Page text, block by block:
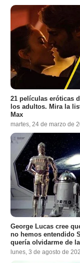
21 películas eróticas
los adultos. Mira la
Max
martes, 24 de marzo de
George Lucas cree
no hemos entendido
quería olvidarme de
lunes, 3 de agosto de